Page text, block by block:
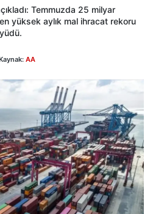
Temmuzda 25 milyar
yüksek aylık mal ihracat rekoru
AA